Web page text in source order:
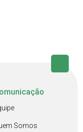
Somos